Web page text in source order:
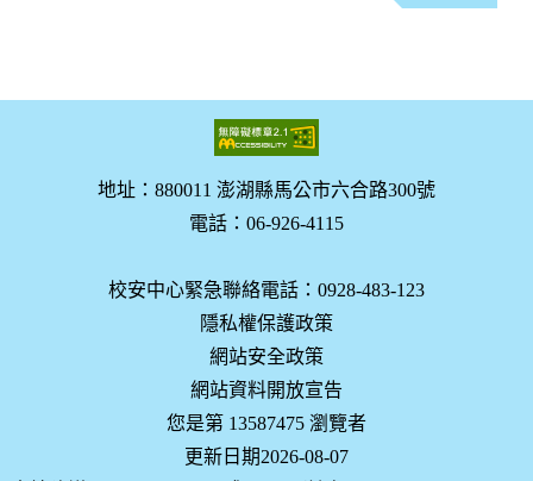
地址：880011 澎湖縣馬公市六合路300號
電話：06-926-4115
校安中心緊急聯絡電話：0928-483-123
隱私權保護政策
網站安全政策
網站資料開放宣告
您是第 13587475 瀏覽者
更新日期2026-08-07